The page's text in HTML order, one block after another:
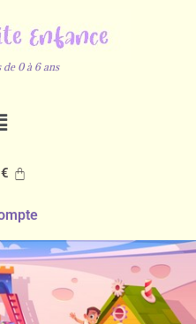
de 0 à 6 ans
€